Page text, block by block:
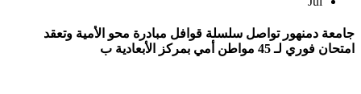
جامعة دمنهور تواصل سلسلة قوافل مبادرة محو الأمية وتعقد
امتحان فوري لـ 45 مواطن أمي بمركز الأبعادية ب